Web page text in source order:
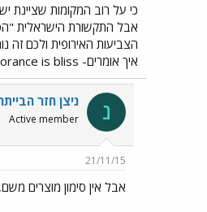
כי על רוב המקומות שציינת
אבל התקשורת הישראלית
הצביעות האירופית ולכם
איך אומרים- ignorance is bliss
נ ניצן חזר
Active member
21/11/15
אבל אין סימון מוצרים משם,